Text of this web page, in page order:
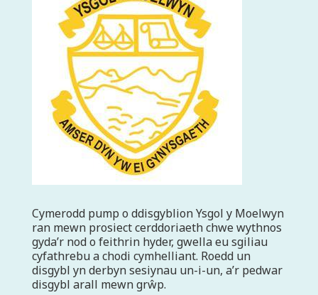
Cymerodd pump o ddisgyblion Ysgol y Moelwyn
ran mewn prosiect cerddoriaeth chwe wythnos
gyda’r nod o feithrin hyder, gwella eu sgiliau
cyfathrebu a chodi cymhelliant. Roedd un
disgybl yn derbyn sesiynau un-i-un, a’r pedwar
disgybl arall mewn grŵp.